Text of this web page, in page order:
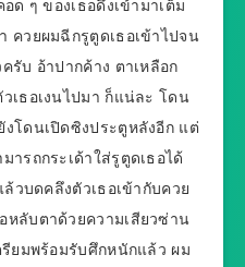
ด ๆ ของเธอดึงเข้ามาเต็ม
ควยผมฉีกรูตูดเธอเข้าไปจน
รับ อ้าปากค้าง ตาเหลือก
เธอเงนไปมา ก็แน่ละ โดน
โดนเปิดซิงประตูหลังอีก แต่
รถกระเด้าใส่รูตูดเธอได้
วบดคลึงตัวเธอเข้ากับควย
ลับตาด้วยความเสียวซ่าน
ยมพร้อมรับศึกหนักแล้ว ผม